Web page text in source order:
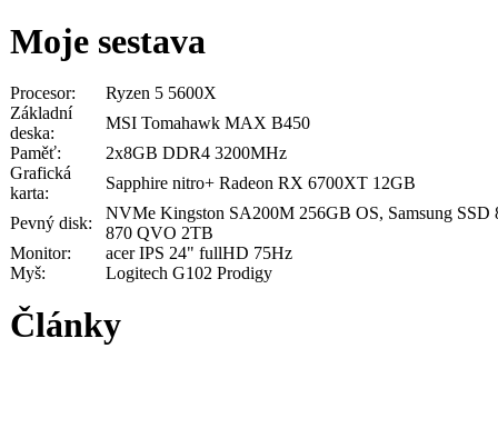
Moje sestava
Procesor:
Ryzen 5 5600X
Základní
deska:
MSI Tomahawk MAX B450
Paměť:
2x8GB DDR4 3200MHz
Grafická
karta:
Sapphire nitro+ Radeon RX 6700XT 12GB
Pevný disk:
NVMe Kingston SA200M 256GB OS, Samsung SSD
870 QVO 2TB
Monitor:
acer IPS 24" fullHD 75Hz
Myš:
Logitech G102 Prodigy
Články